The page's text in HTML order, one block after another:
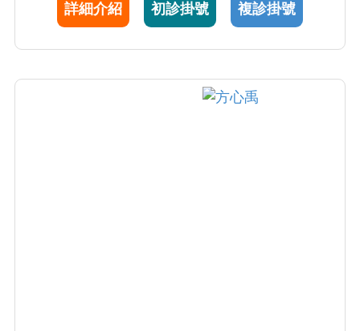
詳細介紹 初診掛號 複診掛號